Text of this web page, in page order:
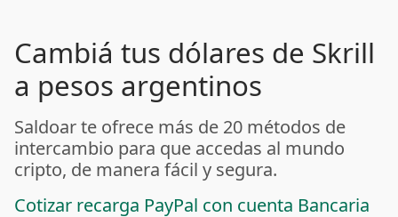
Cambiá tus dólares de Skrill
a pesos argentinos
Saldoar te ofrece más de 20 métodos de
intercambio para que accedas al mundo
cripto, de manera fácil y segura.
Cotizar recarga PayPal con cuenta Bancaria